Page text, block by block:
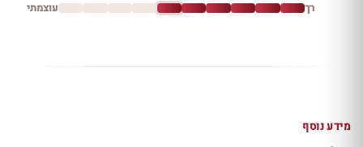
רך עוצמתי
מידע נוסף